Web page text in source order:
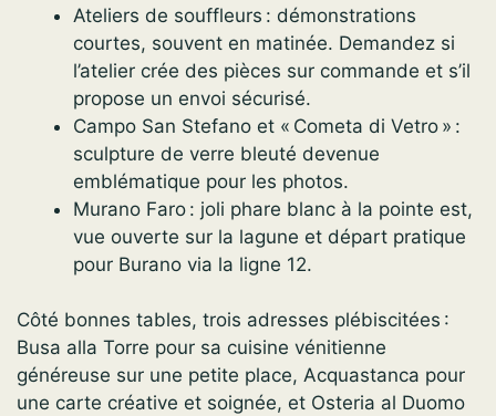
Ateliers de souffleurs : démonstrations
courtes, souvent en matinée. Demandez si
l’atelier crée des pièces sur commande et s’il
propose un envoi sécurisé.
Campo San Stefano et « Cometa di Vetro » :
sculpture de verre bleuté devenue
emblématique pour les photos.
Murano Faro : joli phare blanc à la pointe est,
vue ouverte sur la lagune et départ pratique
pour Burano via la ligne 12.
Côté bonnes tables, trois adresses plébiscitées :
Busa alla Torre pour sa cuisine vénitienne
généreuse sur une petite place, Acquastanca pour
une carte créative et soignée, et Osteria al Duomo